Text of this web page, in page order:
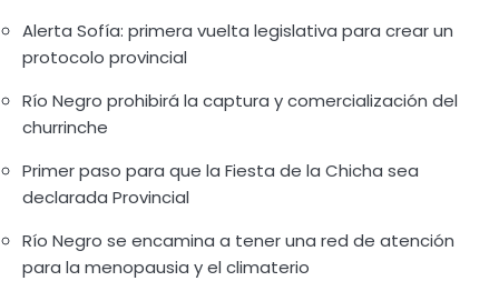
Alerta Sofía: primera vuelta legislativa para crear un
protocolo provincial
Río Negro prohibirá la captura y comercialización del
churrinche
Primer paso para que la Fiesta de la Chicha sea
declarada Provincial
Río Negro se encamina a tener una red de atención
para la menopausia y el climaterio